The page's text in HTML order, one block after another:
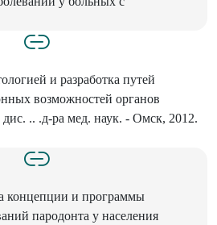
и разработка путей
возможностей органов
.. .д-ра мед. наук. - Омск, 2012.
концепции и программы
пародонта у населения